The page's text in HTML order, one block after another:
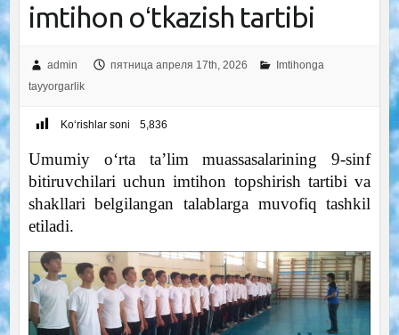
imtihon oʻtkazish tartibi
admin пятница апреля 17th, 2026
Imtihonga
tayyorgarlik
Ko‘rishlar soni 5,836
Umumiy oʻrta taʼlim muassasalarining 9-sinf
bitiruvchilari uchun imtihon topshirish tartibi va
shakllari belgilangan talablarga muvofiq tashkil
etiladi.